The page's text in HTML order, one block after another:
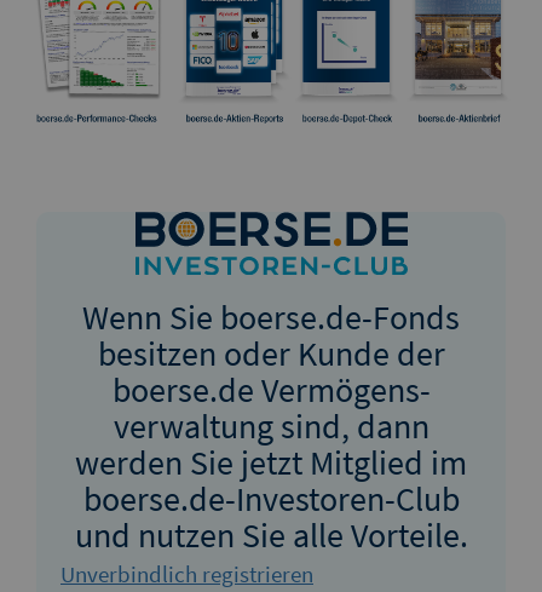
Wenn Sie boerse.de-Fonds
besitzen oder Kunde der
boerse.de Vermögens­
verwaltung sind, dann
werden Sie jetzt Mitglied im
boerse.de-Investoren-Club
und nutzen Sie alle Vorteile.
Unverbindlich registrieren